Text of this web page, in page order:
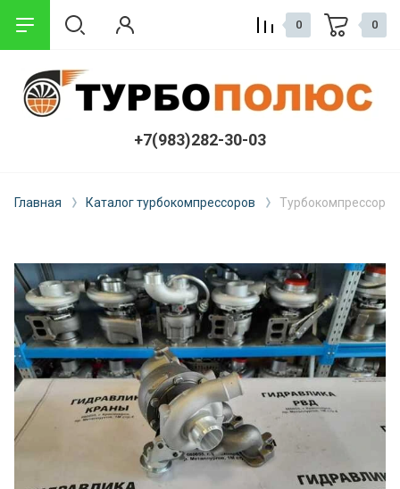
+7(983)282-30-03
0 0
Главная Каталог турбокомпрессоров Турбокомпрессор